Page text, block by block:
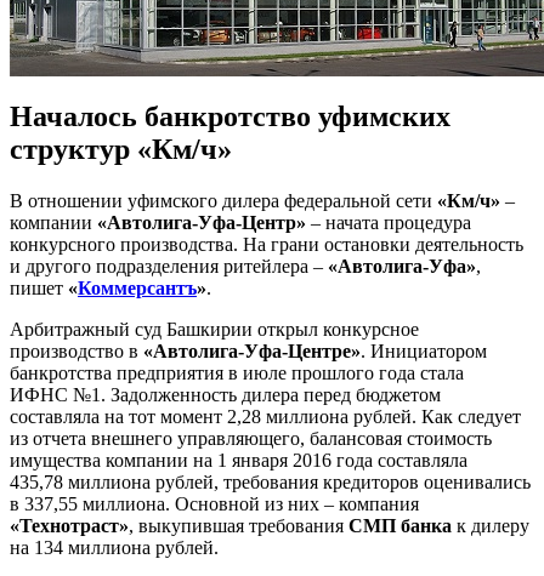
Началось банкротство уфимских
структур «Км/ч»
В отношении уфимского дилера федеральной сети «Км/ч» –
компании «Автолига-Уфа-Центр» – начата процедура
конкурсного производства. На грани остановки деятельность
и другого подразделения ритейлера – «Автолига-Уфа»,
пишет «Коммерсантъ».
Арбитражный суд Башкирии открыл конкурсное
производство в «Автолига-Уфа-Центре». Инициатором
банкротства предприятия в июле прошлого года стала
ИФНС №1. Задолженность дилера перед бюджетом
составляла на тот момент 2,28 миллиона рублей. Как следует
из отчета внешнего управляющего, балансовая стоимость
имущества компании на 1 января 2016 года составляла
435,78 миллиона рублей, требования кредиторов оценивались
в 337,55 миллиона. Основной из них – компания
«Технотраст», выкупившая требования СМП банка к дилеру
на 134 миллиона рублей.